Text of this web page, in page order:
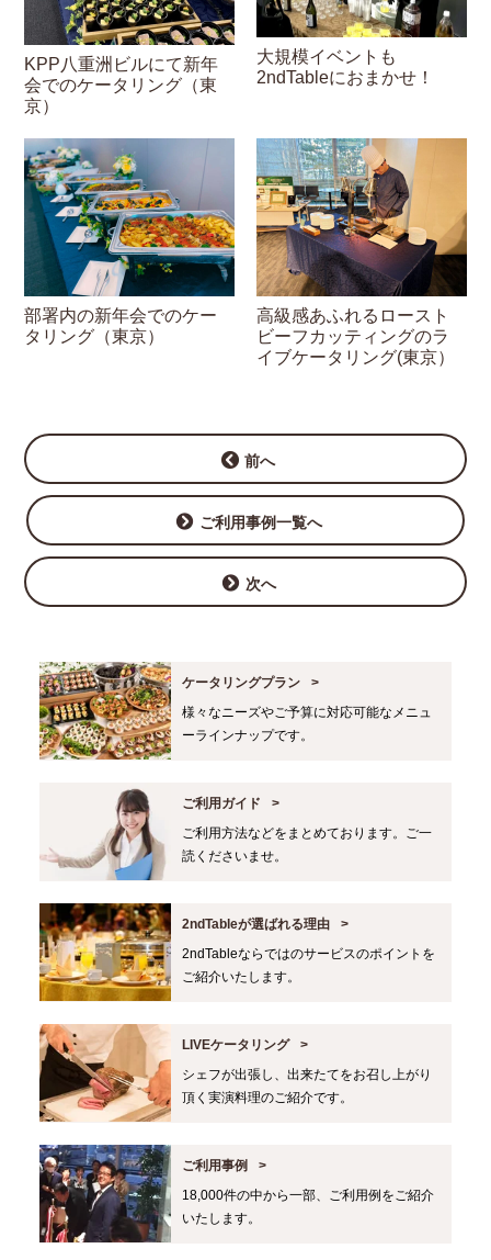
KPP八重洲ビルにて新年
会でのケータリング（東
京）
大規模イベントも
2ndTableにおまかせ！
部署内の新年会でのケー
タリング（東京）
高級感あふれるロースト
ビーフカッティングのラ
イブケータリング(東京）
前へ
ご利用事例一覧へ
次へ
ケータリングプラン
様々なニーズやご予算に対応可能なメニュ
ーラインナップです。
ご利用ガイド
ご利用方法などをまとめております。ご一
読くださいませ。
2ndTableが選ばれる理由
2ndTableならではのサービスのポイントを
ご紹介いたします。
LIVEケータリング
シェフが出張し、出来たてをお召し上がり
頂く実演料理のご紹介です。
ご利用事例
18,000件の中から一部、ご利用例をご紹介
いたします。